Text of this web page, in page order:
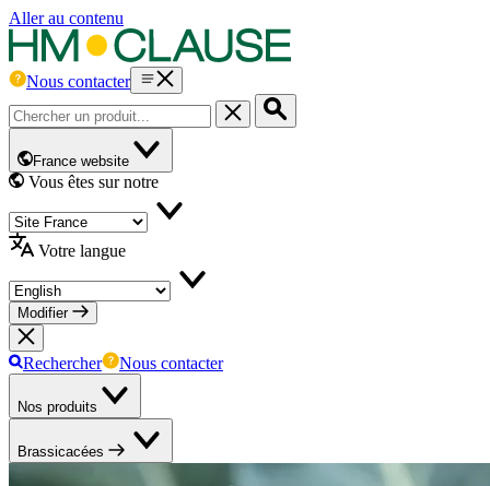
Aller au contenu
Nous contacter
France website
Vous êtes sur notre
Votre langue
Modifier
Rechercher Nous contacter
Nos produits
Brassicacées